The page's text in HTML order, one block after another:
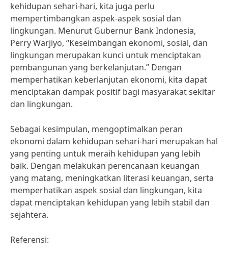
kehidupan sehari-hari, kita juga perlu
mempertimbangkan aspek-aspek sosial dan
lingkungan. Menurut Gubernur Bank Indonesia,
Perry Warjiyo, “Keseimbangan ekonomi, sosial, dan
lingkungan merupakan kunci untuk menciptakan
pembangunan yang berkelanjutan.” Dengan
memperhatikan keberlanjutan ekonomi, kita dapat
menciptakan dampak positif bagi masyarakat sekitar
dan lingkungan.
Sebagai kesimpulan, mengoptimalkan peran
ekonomi dalam kehidupan sehari-hari merupakan hal
yang penting untuk meraih kehidupan yang lebih
baik. Dengan melakukan perencanaan keuangan
yang matang, meningkatkan literasi keuangan, serta
memperhatikan aspek sosial dan lingkungan, kita
dapat menciptakan kehidupan yang lebih stabil dan
sejahtera.
Referensi: